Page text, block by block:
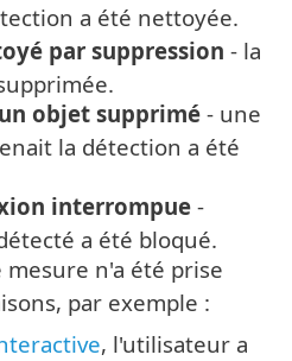
a été nettoyée.
par suppression - la
objet supprimé - une
la détection a été
interrompue -
a été bloqué.
mesure n'a été prise
par exemple :
, l'utilisateur a